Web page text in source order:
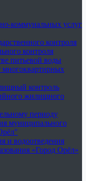
коммунальных услуг
контроля
контроля
питьевой воды
контроль
жилищного
периоду
муниципального
и водоотведения
«Город Орёл»